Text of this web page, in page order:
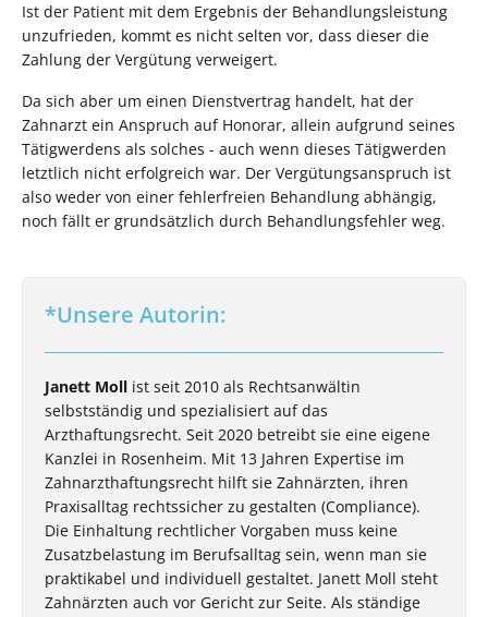
Ist der Patient mit dem Ergebnis der Behandlungsleistung
unzufrieden, kommt es nicht selten vor, dass dieser die
Zahlung der Vergütung verweigert.
Da sich aber um einen Dienstvertrag handelt, hat der
Zahnarzt ein Anspruch auf Honorar, allein aufgrund seines
Tätigwerdens als solches - auch wenn dieses Tätigwerden
letztlich nicht erfolgreich war. Der Vergütungsanspruch ist
also weder von einer fehlerfreien Behandlung abhängig,
noch fällt er grundsätzlich durch Behandlungsfehler weg.
*Unsere Autorin:
Janett Moll ist seit 2010 als Rechtsanwältin
selbstständig und spezialisiert auf das
Arzthaftungsrecht. Seit 2020 betreibt sie eine eigene
Kanzlei in Rosenheim. Mit 13 Jahren Expertise im
Zahnarzthaftungsrecht hilft sie Zahnärzten, ihren
Praxisalltag rechtssicher zu gestalten (Compliance).
Die Einhaltung rechtlicher Vorgaben muss keine
Zusatzbelastung im Berufsalltag sein, wenn man sie
praktikabel und individuell gestaltet. Janett Moll steht
Zahnärzten auch vor Gericht zur Seite. Als ständige